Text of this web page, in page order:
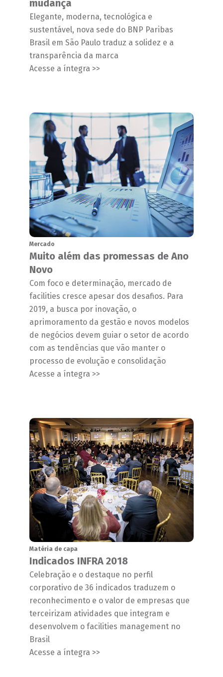
mudança
Elegante, moderna, tecnológica e
sustentável, nova sede do BNP Paribas
Brasil em São Paulo traduz a solidez e a
transparência da marca
Acesse a íntegra >>
Mercado
Muito além das promessas de Ano
Novo
Com foco e determinação, mercado de
facilities cresce apesar dos desafios. Para
2019, a busca por inovação, o
aprimoramento da gestão e novos modelos
de negócios devem guiar o setor de acordo
com as tendências que vão manter o
processo de evolução e consolidação
Acesse a íntegra >>
Matéria de capa
Indicados INFRA 2018
Celebração e o destaque no perfil
corporativo de 36 indicados traduzem o
reconhecimento e o valor de empresas que
terceirizam atividades que integram e
desenvolvem o facilities management no
Brasil
Acesse a íntegra >>